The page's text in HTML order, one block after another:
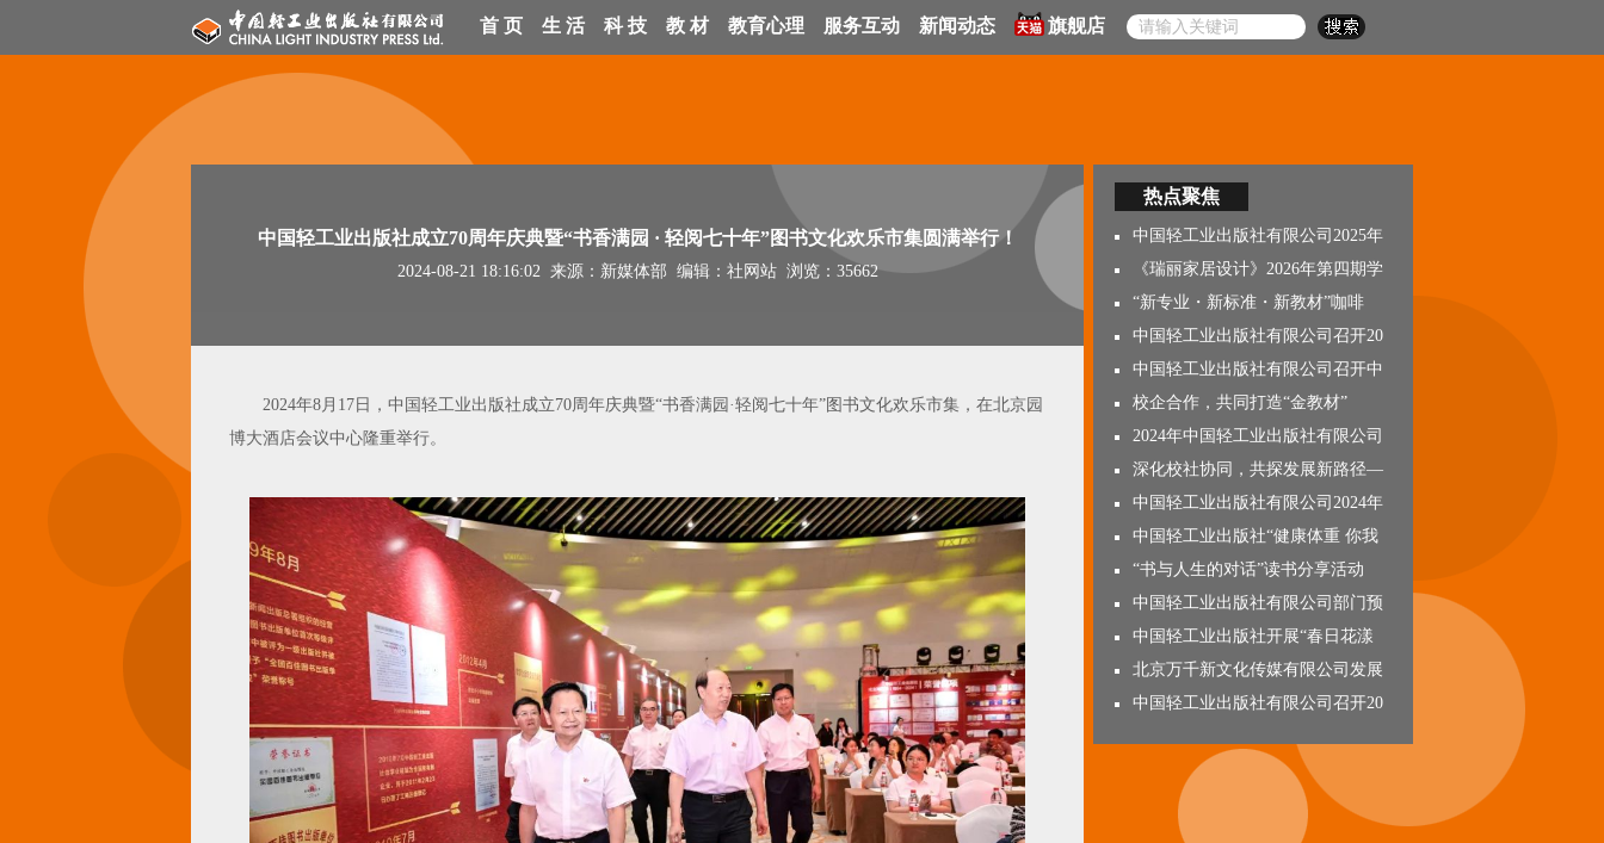
首 页 生 活 科 技 教 材 教育心理 服务互动 新闻动态 旗舰店
中国轻工业出版社成立70周年庆典暨“书香满园 · 轻阅七十年”图书文化欢乐市集圆满举行！
2024-08-21 18:16:02 来源：新媒体部 编辑：社网站 浏览：35662
2024年8月17日，中国轻工业出版社成立70周年庆典暨“书香满园·轻阅七十年”图书文化欢乐市集，在北京园
博大酒店会议中心隆重举行。
热点聚焦
中国轻工业出版社有限公司2025年
《瑞丽家居设计》2026年第四期学
“新专业・新标准・新教材”咖啡
中国轻工业出版社有限公司召开20
中国轻工业出版社有限公司召开中
校企合作，共同打造“金教材”
2024年中国轻工业出版社有限公司
深化校社协同，共探发展新路径—
中国轻工业出版社有限公司2024年
中国轻工业出版社“健康体重 你我
“书与人生的对话”读书分享活动
中国轻工业出版社有限公司部门预
中国轻工业出版社开展“春日花漾
北京万千新文化传媒有限公司发展
中国轻工业出版社有限公司召开20